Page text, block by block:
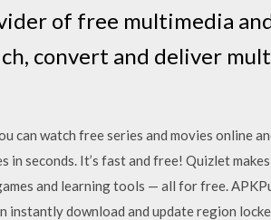
of free multimedia
convert and deliver
can watch free series and movies online
seconds. It’s fast and free! Quizlet
and learning tools — all for free.
instantly download and update region